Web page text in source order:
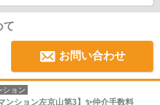
て
お問い合わせ
ション
ンション左京山第3】✨️仲介手数料